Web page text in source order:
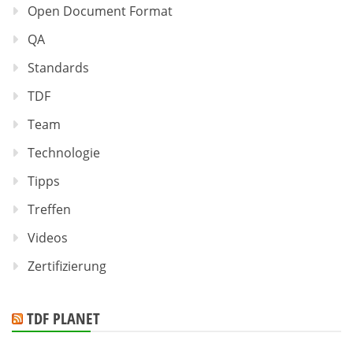
Open Document Format
QA
Standards
TDF
Team
Technologie
Tipps
Treffen
Videos
Zertifizierung
TDF PLANET